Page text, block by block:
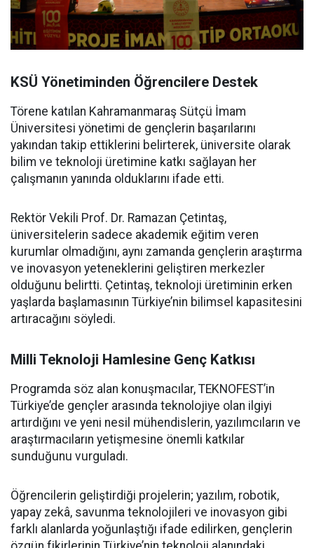
KSÜ Yönetiminden Öğrencilere Destek
Törene katılan Kahramanmaraş Sütçü İmam
Üniversitesi yönetimi de gençlerin başarılarını
yakından takip ettiklerini belirterek, üniversite olarak
bilim ve teknoloji üretimine katkı sağlayan her
çalışmanın yanında olduklarını ifade etti.
Rektör Vekili Prof. Dr. Ramazan Çetintaş,
üniversitelerin sadece akademik eğitim veren
kurumlar olmadığını, aynı zamanda gençlerin araştırma
ve inovasyon yeteneklerini geliştiren merkezler
olduğunu belirtti. Çetintaş, teknoloji üretiminin erken
yaşlarda başlamasının Türkiye’nin bilimsel kapasitesini
artıracağını söyledi.
Milli Teknoloji Hamlesine Genç Katkısı
Programda söz alan konuşmacılar, TEKNOFEST’in
Türkiye’de gençler arasında teknolojiye olan ilgiyi
artırdığını ve yeni nesil mühendislerin, yazılımcıların ve
araştırmacıların yetişmesine önemli katkılar
sunduğunu vurguladı.
Öğrencilerin geliştirdiği projelerin; yazılım, robotik,
yapay zekâ, savunma teknolojileri ve inovasyon gibi
farklı alanlarda yoğunlaştığı ifade edilirken, gençlerin